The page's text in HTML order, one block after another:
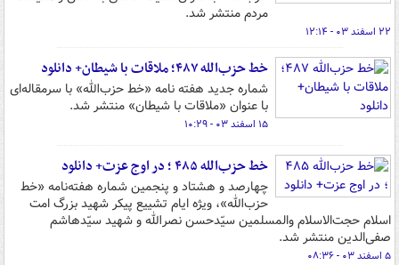
مردم منتشر شد.
۲۲ اسفند ۰۳ - ۱۲:۱۴
خط حزب‌الله ۴۸۷؛ ملاقات با شیطان+ دانلود
شماره جدید هفته نامه «خط حزب‌الله» با سرمقاله‌ای
با عنوان «ملاقات با شیطان» منتشر شد.
۱۵ اسفند ۰۳ - ۱۰:۲۹
خط حزب‌الله ۴۸۵ ؛ در اوج عزت+ دانلود
چهارصد و هشتاد و پنجمین شماره‌ هفته‌نامه‌ «خط
حزب‌الله»، ویژه‌ ایام تشییع پیکر شهید بزرگ امت
اسلام حجت‌الاسلام والمسلمین سیّدحسن نصرالله و شهید سیّدهاشم
صفی‌الدین منتشر شد.
۵ اسفند ۰۳ - ۰۸:۳۶